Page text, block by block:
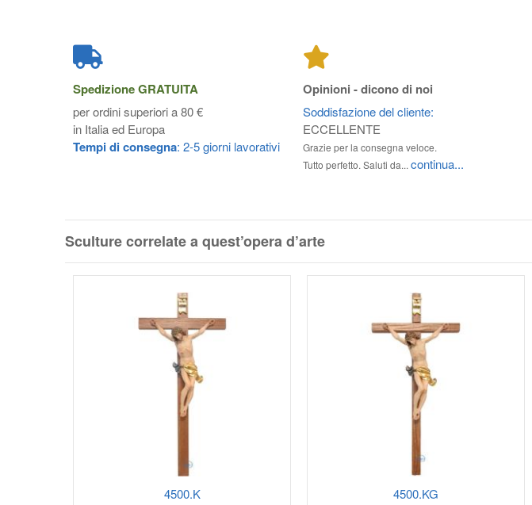
SpedizioneGRATUITA
per ordini superiori a 80 €
in Italia ed Europa
Tempi di consegna: 2-5 giorni lavorativi
Opinioni - dicono di noi
Soddisfazione del cliente:
ECCELLENTE
Grazie per la consegna veloce.
Tutto perfetto. Saluti da... continua...
Sculture correlate a quest’opera d’arte
4500.K
4500.KG